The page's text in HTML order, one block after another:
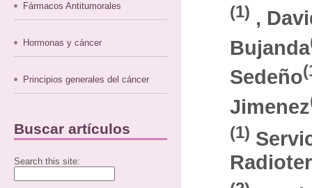
Fármacos Antitumorales
Hormonas y cáncer
Principios generales del cáncer
Buscar artículos
Search this site:
(1) ,
Bujanda
Sedeño
Jimenez
(1)